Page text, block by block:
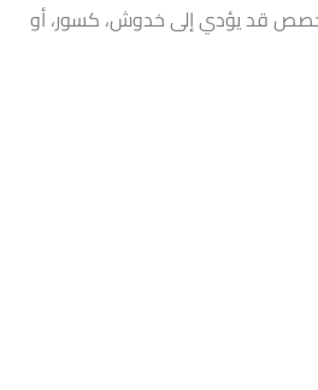
قد يؤدي إلى خدوش، كسور، أو